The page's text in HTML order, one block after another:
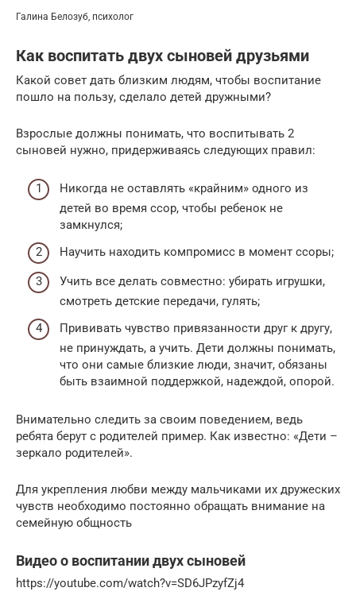
Галина Белозуб, психолог
Как воспитать двух сыновей друзьями
Какой совет дать близким людям, чтобы воспитание
пошло на пользу, сделало детей дружными?
Взрослые должны понимать, что воспитывать 2
сыновей нужно, придерживаясь следующих правил:
Никогда не оставлять «крайним» одного из
детей во время ссор, чтобы ребенок не
замкнулся;
Научить находить компромисс в момент ссоры;
Учить все делать совместно: убирать игрушки,
смотреть детские передачи, гулять;
Прививать чувство привязанности друг к другу,
не принуждать, а учить. Дети должны понимать,
что они самые близкие люди, значит, обязаны
быть взаимной поддержкой, надеждой, опорой.
Внимательно следить за своим поведением, ведь
ребята берут с родителей пример. Как известно: «Дети –
зеркало родителей».
Для укрепления любви между мальчиками их дружеских
чувств необходимо постоянно обращать внимание на
семейную общность
Видео о воспитании двух сыновей
https://youtube.com/watch?v=SD6JPzyfZj4